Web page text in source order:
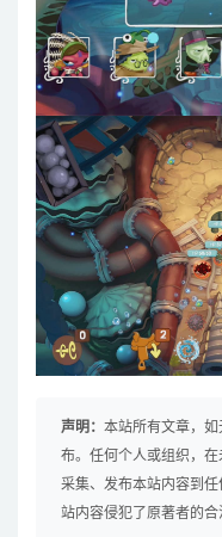
声明： 本站所有文章，
布。任何个人或组织，在
采集、发布本站内容到
站内容侵犯了原著者的合